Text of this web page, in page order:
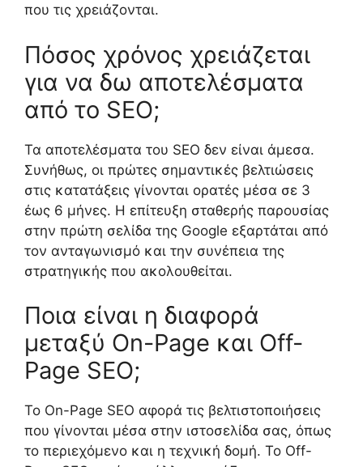
που τις χρειάζονται.
Πόσος χρόνος χρειάζεται
για να δω αποτελέσματα
από το SEO;
Τα αποτελέσματα του SEO δεν είναι άμεσα.
Συνήθως, οι πρώτες σημαντικές βελτιώσεις
στις κατατάξεις γίνονται ορατές μέσα σε 3
έως 6 μήνες. Η επίτευξη σταθερής παρουσίας
στην πρώτη σελίδα της Google εξαρτάται από
τον ανταγωνισμό και την συνέπεια της
στρατηγικής που ακολουθείται.
Ποια είναι η διαφορά
μεταξύ On-Page και Off-
Page SEO;
Το On-Page SEO αφορά τις βελτιστοποιήσεις
που γίνονται μέσα στην ιστοσελίδα σας, όπως
το περιεχόμενο και η τεχνική δομή. Το Off-